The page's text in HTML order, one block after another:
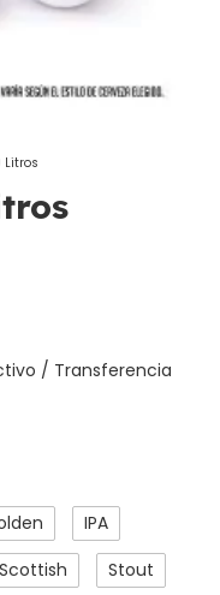
Litros
/ Transferencia
IPA
Scottish
Stout